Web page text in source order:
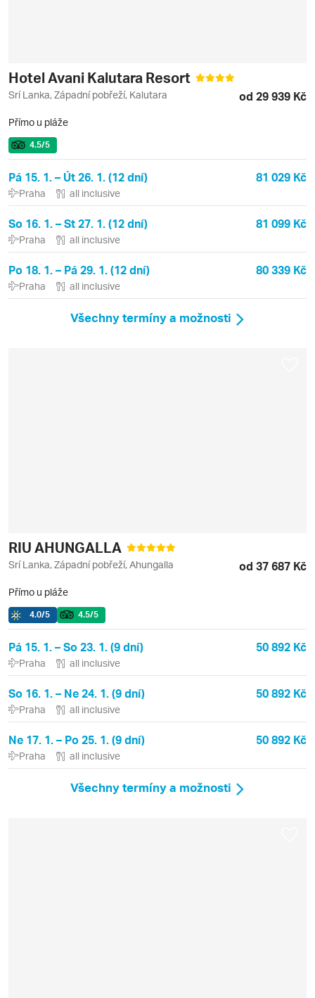
Hotel Avani Kalutara Resort
Srí Lanka, Západní pobřeží, Kalutara od 29 939 Kč
Přímo u pláže
4.5/5
Pá 15. 1. – Út 26. 1. (12 dní) 81 029 Kč
Praha all inclusive
So 16. 1. – St 27. 1. (12 dní) 81 099 Kč
Praha all inclusive
Po 18. 1. – Pá 29. 1. (12 dní) 80 339 Kč
Praha all inclusive
Všechny termíny a možnosti
RIU AHUNGALLA
Srí Lanka, Západní pobřeží, Ahungalla od 37 687 Kč
Přímo u pláže
4.0/5 4.5/5
Pá 15. 1. – So 23. 1. (9 dní) 50 892 Kč
Praha all inclusive
So 16. 1. – Ne 24. 1. (9 dní) 50 892 Kč
Praha all inclusive
Ne 17. 1. – Po 25. 1. (9 dní) 50 892 Kč
Praha all inclusive
Všechny termíny a možnosti